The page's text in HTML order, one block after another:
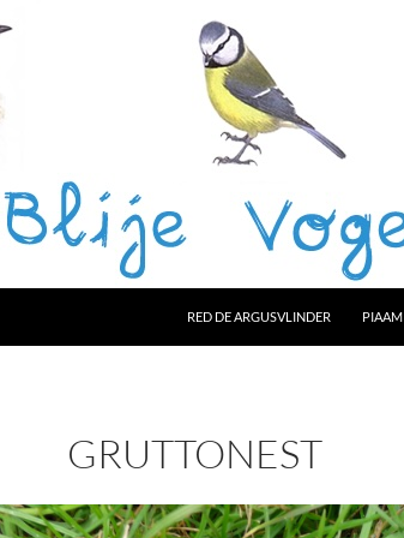
RED DE ARGUSVLINDER PIAAM
GRUTTONEST